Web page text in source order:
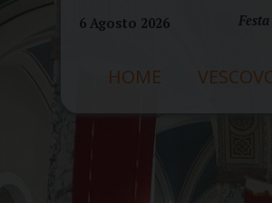
6 Agosto 2026
HOME